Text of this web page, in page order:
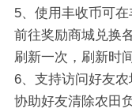
5、使用丰收币可
前往奖励商城兑换
刷新一次，刷新时
6、支持访问好友
协助好友清除农田